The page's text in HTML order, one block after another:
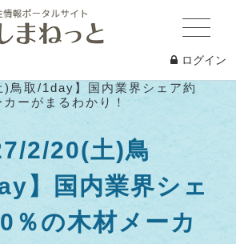
ログイン
)鳥取/1day】国内業界シェア約
ーがまるわかり！
2/20(土)鳥
】国内業界シェ
％の木材メーカ